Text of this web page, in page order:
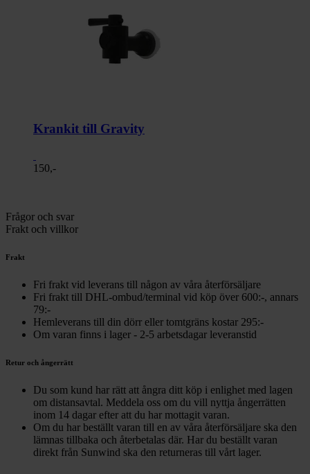
Krankit till Gravity
150,-
Frågor och svar
Frakt och villkor
Frakt
Fri frakt vid leverans till någon av våra återförsäljare
Fri frakt till DHL-ombud/terminal vid köp över 600:-, annars
79:-
Hemleverans till din dörr eller tomtgräns kostar 295:-
Om varan finns i lager - 2-5 arbetsdagar leveranstid
Retur och ångerrätt
Du som kund har rätt att ångra ditt köp i enlighet med lagen
om distansavtal. Meddela oss om du vill nyttja ångerrätten
inom 14 dagar efter att du har mottagit varan.
Om du har beställt varan till en av våra återförsäljare ska den
lämnas tillbaka och återbetalas där. Har du beställt varan
direkt från Sunwind ska den returneras till vårt lager.